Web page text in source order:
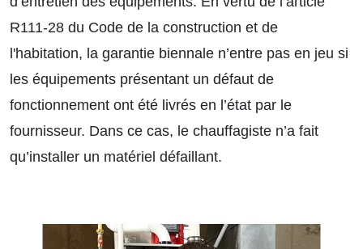
R111-28 du Code de la construction et de
l'habitation, la garantie biennale n’entre pas en jeu si
les équipements présentant un défaut de
fonctionnement ont été livrés en l’état par le
fournisseur. Dans ce cas, le chauffagiste n’a fait
qu’installer un matériel défaillant.